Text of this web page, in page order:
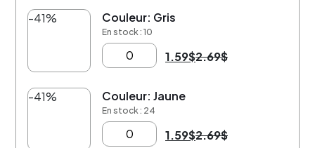
-41% Couleur: Gris
En stock : 10
1.59$2.69$
-41% Couleur: Jaune
En stock : 24
1.59$2.69$